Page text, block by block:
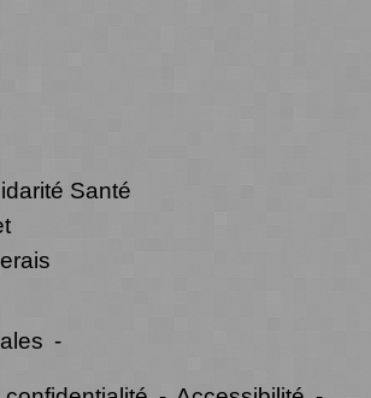
Santé
-